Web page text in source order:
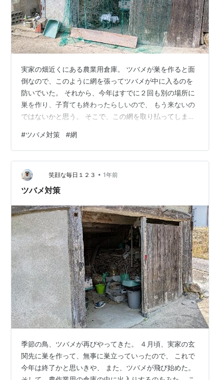
実家の畑近くにある農業用倉庫。 ツバメが巣を作ると面
倒なので、このように網を張ってツバメが中に入るのを
防いでいた。 それから、今年はすでに２回も別の場所に
巣を作り、子育ても終わったらしいので、 もう来ないの
ではないかと思う。 そこで、この網を取り払ってしまお
くなったと思ったら、巣を作っていた場所をすうーと飛
んで逃げて行った鳥を発見。 はっきりとは見なかったけ
ど、スズメではないことはわかったけど、 ツバメのよう
に見えた。 そこで、網を取り外すのではなくて、 いつで
ももとに戻せるように網を持ち上げてみた。 これで、一
#ツバメ対策 #網
笑顔な毎日１２３ • 1年前
ツバメ対策
季節の鳥、ツバメが再びやってきた。 ４月頃、実家の玄
関先に巣を作って、無事に巣立っていったので、 これで
今年は終了かと思いきや、 また、ツバメが飛び始めた。